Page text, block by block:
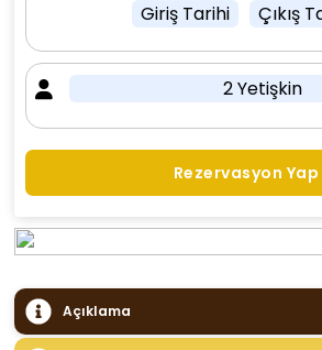
Giriş Tarihi Çıkış
2 Yetişkin
Rezervasyon Yap
Açıklama